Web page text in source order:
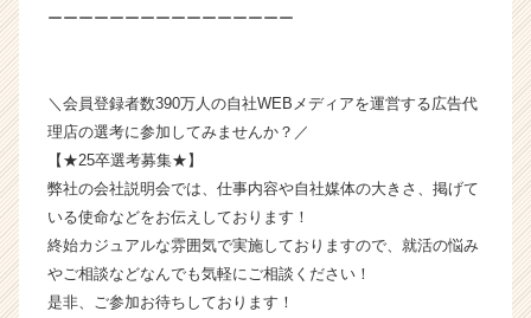
e
e
C
a
e
e
r）
ーーーーーーーーーーーーーーーー
＼会員登録者数390万人の自社WEBメディアを運営する広告代
理店の選考に参加してみませんか？／
【★25卒選考募集★】
弊社の会社説明会では、仕事内容や自社媒体の大きさ、掲げて
いる使命などをお伝えしております！
終始カジュアルな雰囲気で実施しておりますので、就活の悩み
やご相談などなんでも気軽にご相談ください！
是非、ご参加お待ちしております！